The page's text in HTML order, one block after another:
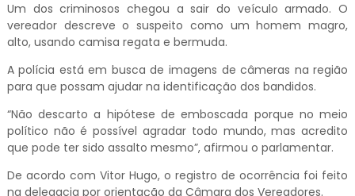
Um dos criminosos chegou a sair do veículo armado. O
vereador descreve o suspeito como um homem magro,
alto, usando camisa regata e bermuda.
A polícia está em busca de imagens de câmeras na região
para que possam ajudar na identificação dos bandidos.
“Não descarto a hipótese de emboscada porque no meio
político não é possível agradar todo mundo, mas acredito
que pode ter sido assalto mesmo”, afirmou o parlamentar.
De acordo com Vitor Hugo, o registro de ocorrência foi feito
na delegacia por orientação da Câmara dos Vereadores.